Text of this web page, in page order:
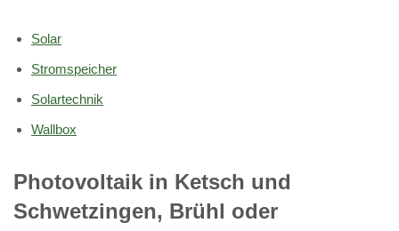
Solar
Stromspeicher
Solartechnik
Wallbox
Photovoltaik in Ketsch und
Schwetzingen, Brühl oder